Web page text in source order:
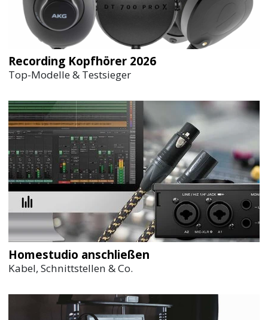
Recording Kopfhörer 2026
Top-Modelle & Testsieger
Homestudio anschließen
Kabel, Schnittstellen & Co.